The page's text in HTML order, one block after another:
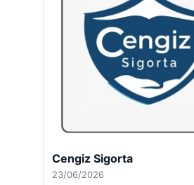
Cengiz Sigorta
23/06/2026